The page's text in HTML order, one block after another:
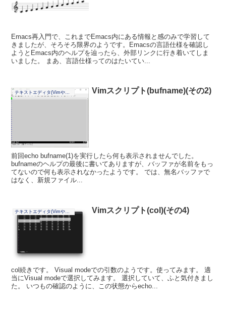
Emacs再入門で、これまでEmacs内にある情報と感のみで学習して
きましたが、そろそろ限界のようです。Emacsの言語仕様を確認し
ようとEmacs内のヘルプを辿ったら、外部リンクに行き着いてしま
いました。 まあ、言語仕様ってのはたいてい...
テキストエディタ(Vimやその他) Vimスクリプト(bufname)(その2)
前回echo bufname(1)を実行したら何も表示されませんでした。
bufnameのヘルプの最後に書いてありますが、バッファが名前をもっ
てないので何も表示されなかったようです。 では、無名バッファで
はなく、新規ファイル...
テキストエディタ(Vimやその他) Vimスクリプト(col)(その4)
col続きです。 Visual modeでの引数のようです。使ってみます。 適
当にVisual modeで選択してみます。 選択していて、ふと気付きまし
た。 いつもの確認のように、この状態からecho...